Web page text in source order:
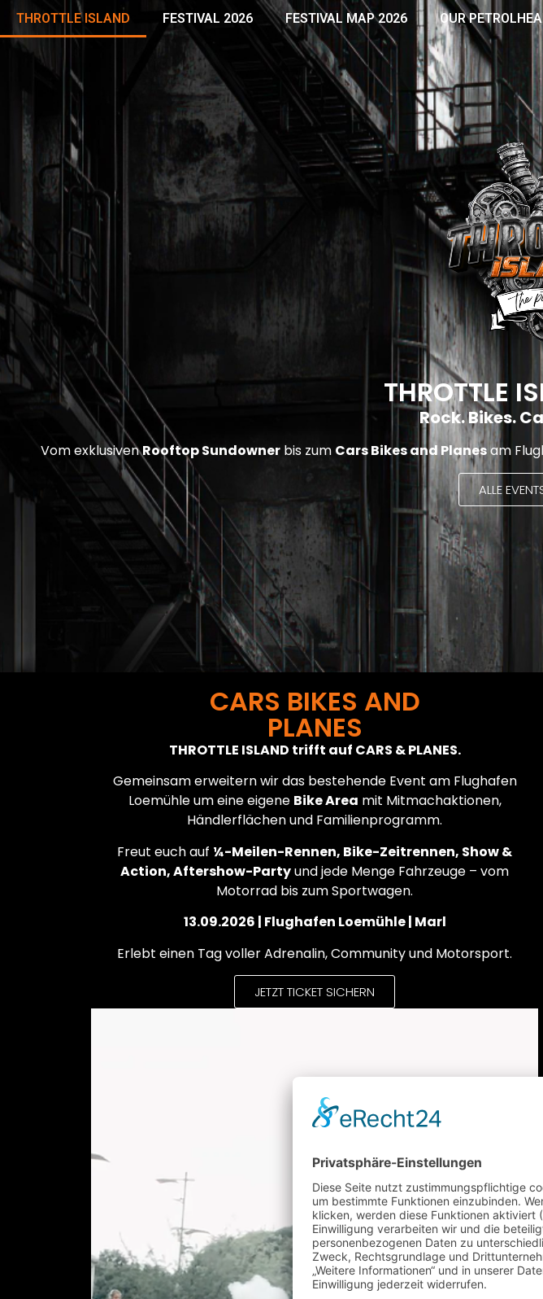
THROTTLE ISLAND FESTIVAL 2026 FESTIVAL MAP 2026 OUR
THROTTLE
Rock. Bikes.
Vom exklusivenRooftop Sundowner bis zum Cars Bikes and Planesam
ALLE
CARS BIKES AND
PLANES
THROTTLE ISLAND trifft auf CARS & PLANES.
Gemeinsam erweitern wir das bestehende Event am Flughafen
Loemühle um eine eigene Bike Area mit Mitmachaktionen,
Händlerflächen und Familienprogramm.
Freut euch auf ¼-Meilen-Rennen, Bike-Zeitrennen, Show &
Action, Aftershow-Partyund jede Menge Fahrzeuge – vom
Motorrad bis zum Sportwagen.
13.09.2026 | Flughafen Loemühle | Marl
Erlebt einen Tag voller Adrenalin, Community und Motorsport.
JETZT TICKET SICHERN